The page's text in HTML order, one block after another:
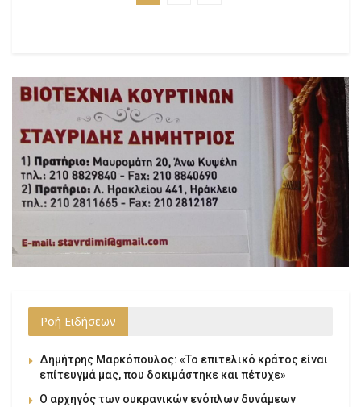
Ροή Ειδήσεων
Δημήτρης Μαρκόπουλος: «Το επιτελικό κράτος είναι
επίτευγμά μας, που δοκιμάστηκε και πέτυχε»
Ο αρχηγός των ουκρανικών ενόπλων δυνάμεων